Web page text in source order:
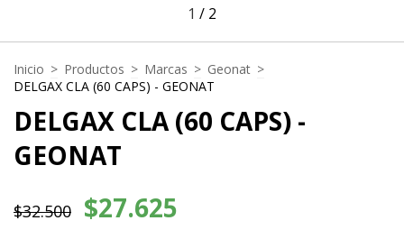
1 / 2
Inicio > Productos > Marcas > Geonat >
DELGAX CLA (60 CAPS) - GEONAT
DELGAX CLA (60 CAPS) -
GEONAT
$32.500 $27.625